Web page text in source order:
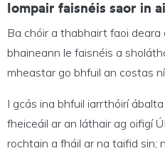
Iompair faisnéis saor in
Ba chóir a thabhairt faoi deara
bhaineann le faisnéis a
mheastar go bhfuil an costas
I gcás ina bhfuil iarrthóirí
fheiceáil ar an láthair ag oifigí
rochtain a fháil ar na taifid sin;